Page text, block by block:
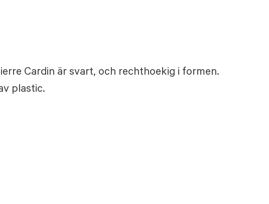
Cardin är svart, och rechthoekig i formen.
plastic.